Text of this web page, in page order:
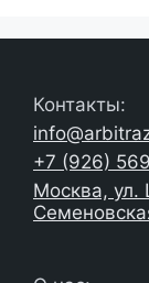
Контакты:
+7 (926)
Москва, ул.